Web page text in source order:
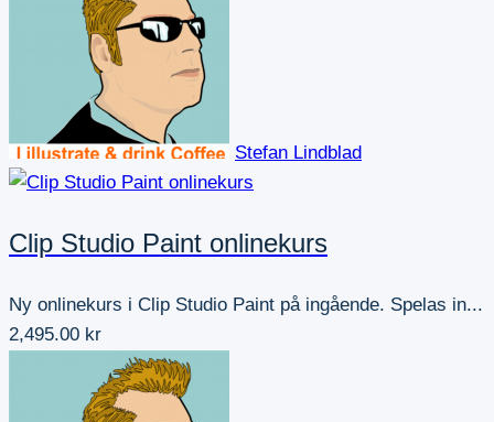
Stefan Lindblad
Clip Studio Paint onlinekurs
Ny onlinekurs i Clip Studio Paint på ingående. Spelas in...
2,495.00 kr